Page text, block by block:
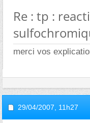
Re : tp :
merci vos
29/04/2007, 11h27